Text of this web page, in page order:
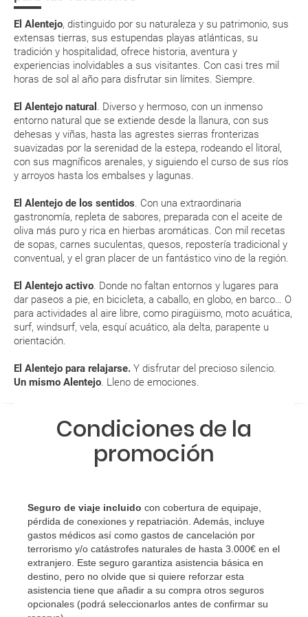
El Alentejo, distinguido por su naturaleza y su patrimonio, sus
extensas tierras, sus estupendas playas atlánticas, su
tradición y hospitalidad, ofrece historia, aventura y
experiencias inolvidables a sus visitantes. Con casi tres mil
horas de sol al año para disfrutar sin límites. Siempre.
El Alentejo natural
. Diverso y hermoso, con un inmenso
entorno natural que se extiende desde la llanura, con sus
dehesas y viñas, hasta las agrestes sierras fronterizas
suavizadas por la serenidad de la estepa, rodeando el litoral,
con sus magníficos arenales, y siguiendo el curso de sus ríos
y arroyos hasta los embalses y lagunas.
El Alentejo de los sentidos . Con una extraordinaria
gastronomía, repleta de sabores, preparada con el aceite de
oliva más puro y rica en hierbas aromáticas. Con mil recetas
de sopas, carnes suculentas, quesos, repostería tradicional y
conventual, y el gran placer de un fantástico vino de la región.
El Alentejo activo . Donde no faltan entornos y lugares para
dar paseos a pie, en bicicleta, a caballo, en globo, en barco… O
para actividades al aire libre, como piragüismo, moto acuática,
surf, windsurf, vela, esquí acuático, ala delta, parapente u
orientación.
El Alentejo para relajarse. Y disfrutar del precioso silencio.
Un mismo Alentejo Lleno de emociones
inferiores a 0º y, en los veranos más cálidos, el mercurio
puede superar los 40º. Las amplitudes térmicas en verano
son significativas, a veces del orden de los 15-20º. En la franja
costera, las temperaturas y amplitudes térmicas se suavizan
por la influencia del mar.
Alentejo es una de las zonas de Portugal donde mejor se
come: el cerdo alentejano o probar un buen vino ¡Son
placeres que harán que recuerdes el viaje para siempre!
Alentejo es la región más grande de Portugal, así que si
quieres conocer un poco más nuestro país vecino, no te
puedes perder Alentejo.
Alentejo es un verdadero tesoro en Portugal todavía por
descubrir. En Alentejo se respira ese aire slow chic que
tanto caracteriza a la región, con maravillosos rincones
tranquilos para disfrutar
Viajando por Alentejo te darás cuenta de sus múltiples
norte, interior y costa. Un paraíso que no te dejará
indiferente
Al ser zona de interior en verano puede hacer mucho
calor, es necesaria ropa fresca. mucha agua y protector
solar.
ENE
4 °C
FEB
4 °C
MAR
6 °C
ABR
8 °C
El Alentejo es para vivir experiencias
a que muchas de ellas exigen la presentación de la tarjeta de embarque
(que deberás realizar a través de su web) para que no te carguen un
suplemento extra en el mismo aeropuerto.
En caso de tener que enviarte la documentación de un paquete
vacacional (Caribe, circuitos, tours...) te enviaremos la documentación
de tu reserva alrededor de 10 días antes de salida, la cual deberás
imprimir y llevar contigo en el viaje.
Esta documentación te será requerida en el mostrador de la compañía
aérea a la hora de realizar el check-in el día de la salida.
MODIFICACIÓN ó CANCELACIÓN ¿Puedo anular o
modificar una reserva del viaje? ¿Qué gastos puede
generar una anulación o modificación del viaje?
¿Qué caducidad debe tener mi pasaporte para ir
a...?
¿Con cuánta antelación tengo que estar en el
aeropuerto?
RESERVAR ¿Cómo puedo reservar un viaje de
paquete vacacional en la página web?
Al realizar la reserva, uno de los servicios ha
¿Cómo sé si hay plazas disponibles en el viaje que
quiero al hacer mi solicitud de reserva?
dirigirme?
¿Incluye algún seguro de viaje mi reserva?
¿Cuáles son las condiciones generales en las
reservas de viajes?
Condiciones de la
promoción
Seguro de viaje incluido con cobertura de equipaje,
pérdida de conexiones y repatriación. Además, incluye
gastos médicos así como gastos de cancelación por
terrorismo y/o catástrofes naturales de hasta 3.000€ en el
extranjero. Este seguro garantiza asistencia básica en
destino, pero no olvide que si quiere reforzar esta
asistencia tiene que añadir a su compra otros seguros
opcionales (podrá seleccionarlos antes de confirmar su